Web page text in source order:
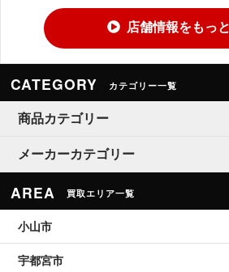
店舗情報をもっ
CATEGORY カテゴリー一覧
商品カテゴリー
メーカーカテゴリー
AREA 買取エリア一覧
小山市
宇都宮市